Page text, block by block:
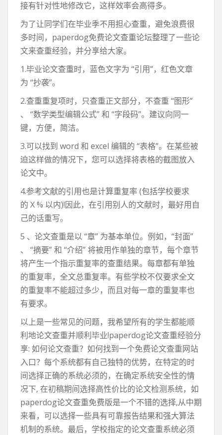
接有针对性地修改它，这样效率会高得多。
为了让同学们在毕业季不用担心查重，避免浪费很
多时间，paperdog免费论文查重论坛整理了一些论
文来查重经验，并分享给大家。
1.毕业论文查重时，蓝色文字为 “引用”，红色文章
为 “抄袭”。
2.查重重复项时，只查重正文部分，不查重 “图形”
、 “数学类型编辑公式” 和 “字段码”。建议向同一
键，方便，简洁。
3.可以找到 word 和 excel 编辑的 “表格”。在某些被
迫这样做的情况下，您可以选择将表格的截图放入
论文中。
4.参考文献的引用也是计算重复率 (包括学校要求
的 X % 以内)!因此，在引用别人的文献时，最好用自
己的话重写。
5 、论文查重是以 “章” 为基本单位。例如，“封面”
、 “摘要” 和 “介绍” 将被用作单独的章节，每个章节
将产生一个指示重复率的查重结果。每章都有单独
的重复率，全文总重复率。有些学校不仅要求全文
的重复率不能超过多少，而且对每一章的重复率也
有要求。
以上是一些常见的问题，我希望所有的学生都能顺
利地论文查重并顺利毕业!paperdog论文查重经验分
享: 如何论文查重？如何找到一个免费论文查重网站
入口？每个系统都有自己独特的优势，在特定的时
间选择正确的系统必须的，在确定系统安全性的情
况下, 在初稿期间选择高性价比的论文检测系统，如
paperdog论文查重免费版是一个不错的选择,从中期
来看，可以选择一些具有可靠报告结果和强大算法
机制的系统。最后，学校指定的论文查重系统必须